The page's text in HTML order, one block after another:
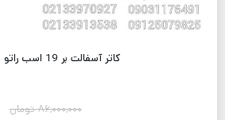
کاتر آسفالت بر 19 اسب راتو هندلی
86,000,000 تومان